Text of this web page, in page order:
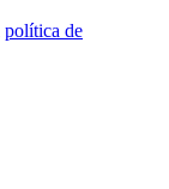
política de